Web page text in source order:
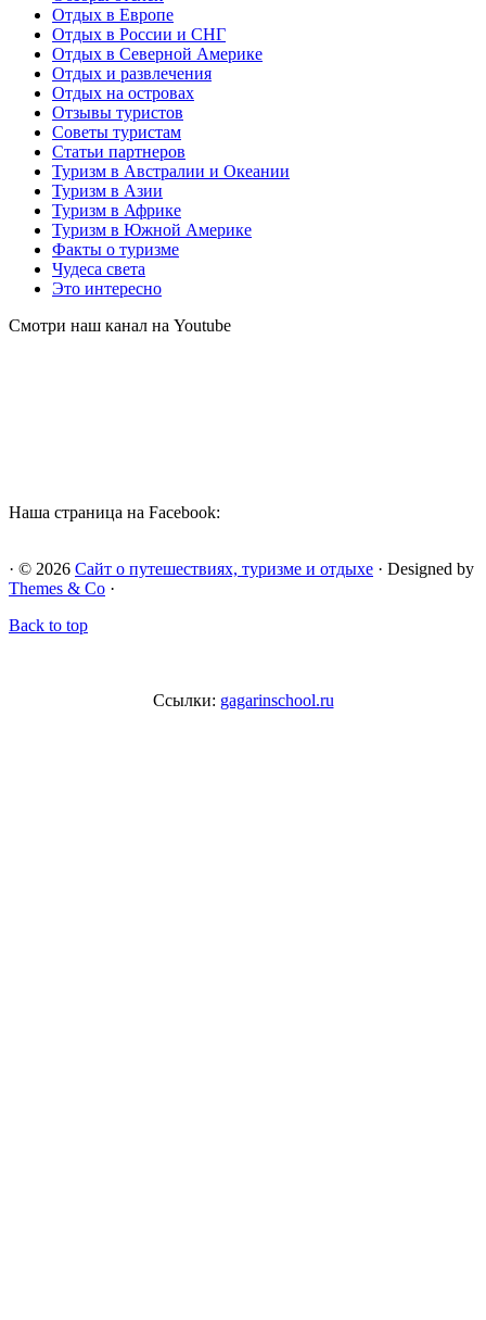
Отдых в Европе
Отдых в России и СНГ
Отдых в Северной Америке
Отдых и развлечения
Отдых на островах
Отзывы туристов
Советы туристам
Статьи партнеров
Туризм в Австралии и Океании
Туризм в Азии
Туризм в Африке
Туризм в Южной Америке
Факты о туризме
Чудеса света
Это интересно
Смотри наш канал на Youtube
Наша страница на Facebook:
· © 2026 Сайт о путешествиях, туризме и отдыхе · Designed by
Themes & Co ·
Back to top
Ссылки: gagarinschool.ru